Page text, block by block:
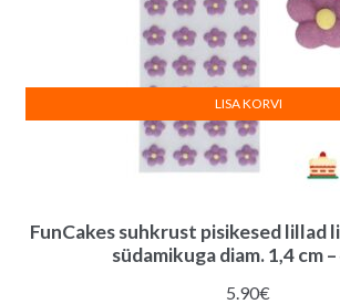
FunCakes suhkrust pisikesed lillad
südamikuga diam. 1,4 cm
5.90€
LISA KORVI